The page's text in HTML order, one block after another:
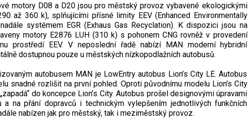
motory D08 a D20 jsou pro městský provoz vybavené ekologickými
až 360 k), splňujícími přísné limity EEV (Enhanced Environmentally
systémem EGR (Exhaus Gas Recyclation). K dispozici jsou na
motory E2876 LUH (310 k) s pohonem CNG rovněž v provedení
prostředí EEV. V neposlední řadě nabízí MAN moderní hybridní
dostupnou pouze u městských nízkopodlažních autobusů.
autobusem MAN je LowEntry autobus Lion’s City LE. Autobus
snadné rozlišit na první pohled. Oproti původnímu modelu Lion’s City
do koncepce Lion’s City. Autobus prošel designovými úpravami
a na přání dopravců i technickým vylepšením jednotlivých funkčních
nabízen jak pro městský, tak i meziměstský provoz.